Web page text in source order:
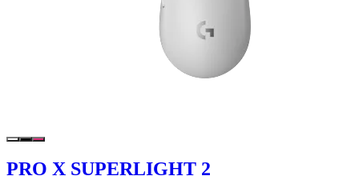
PRO X SUPERLIGHT 2